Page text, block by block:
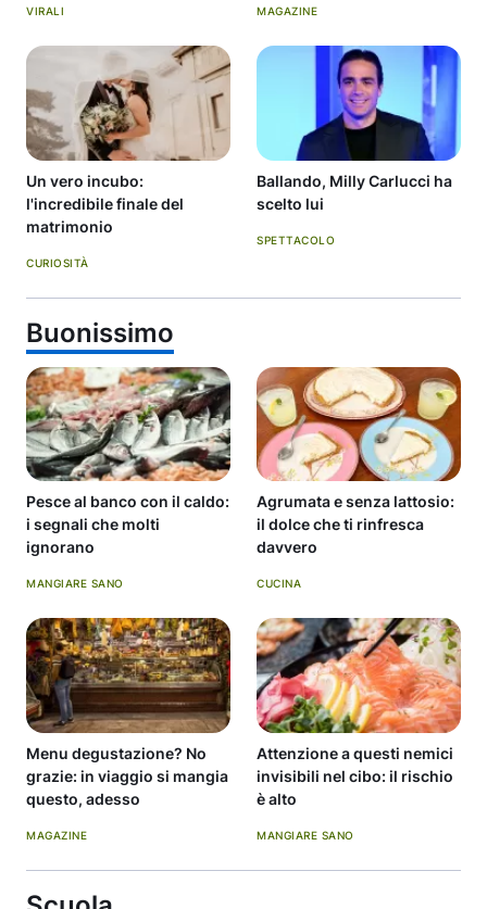
VIRALI MAGAZINE
Un vero incubo:
l'incredibile finale del
matrimonio
CURIOSITÀ
Ballando, Milly Carlucci ha
scelto lui
SPETTACOLO
Buonissimo
Pesce al banco con il caldo:
i segnali che molti
ignorano
MANGIARE SANO
Agrumata e senza lattosio:
il dolce che ti rinfresca
davvero
CUCINA
Menu degustazione? No
grazie: in viaggio si mangia
questo, adesso
MAGAZINE
Attenzione a questi nemici
invisibili nel cibo: il rischio
è alto
MANGIARE SANO